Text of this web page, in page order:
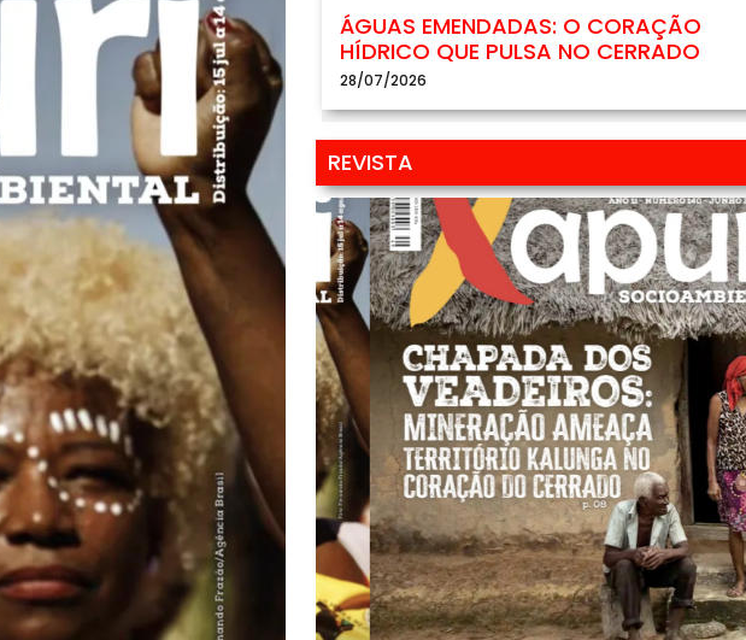
ÁGUAS EMENDADAS: O CORAÇÃO
HÍDRICO QUE PULSA NO CERRADO
28/07/2026
REVISTA